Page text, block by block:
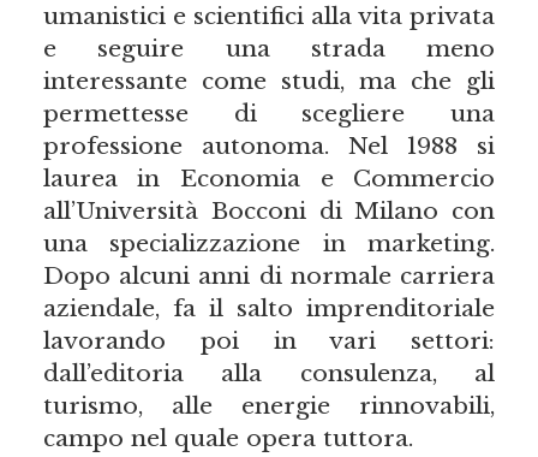
umanistici e scientifici alla vita privata
e seguire una strada meno
interessante come studi, ma che gli
permettesse di scegliere una
professione autonoma. Nel 1988 si
laurea in Economia e Commercio
all’Università Bocconi di Milano con
una specializzazione in marketing.
Dopo alcuni anni di normale carriera
aziendale, fa il salto imprenditoriale
lavorando poi in vari settori:
dall’editoria alla consulenza, al
turismo, alle energie rinnovabili,
campo nel quale opera tuttora.